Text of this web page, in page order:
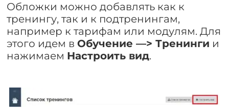
Обложки можно добавлять как к
тренингу, так и к подтренингам,
например к тарифам или модулям. Для
этого идем в Обучение —> Тренинги и
нажимаем Настроить вид.